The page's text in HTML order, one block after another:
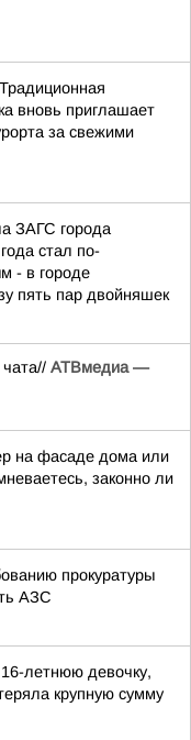
вновь приглашает
за свежими
ЗАГС города
стал по-
- в городе
пять пар двойняшек
АТВмедиа —
на фасаде дома или
законно ли
прокуратуры
АЗС
летнюю девочку,
крупную сумму